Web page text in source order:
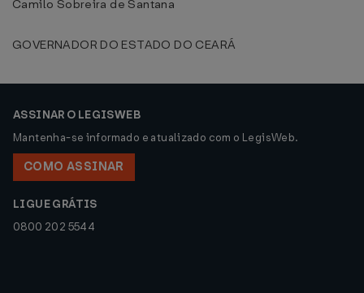
Camilo Sobreira de Santana
GOVERNADOR DO ESTADO DO CEARÁ
ASSINAR O LEGISWEB
Mantenha-se informado e atualizado com o LegisWeb.
COMO ASSINAR
LIGUE GRÁTIS
0800 202 5544